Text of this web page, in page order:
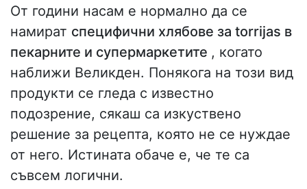
От години насам е нормално да се
намират специфични хлябове за torrijas в
пекарните и супермаркетите , когато
наближи Великден. Понякога на този вид
продукти се гледа с известно
подозрение, сякаш са изкуствено
решение за рецепта, която не се нуждае
от него. Истината обаче е, че те са
съвсем логични.